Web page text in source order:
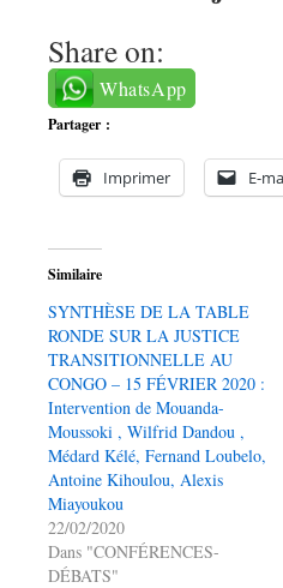
Share on:
WhatsApp
Partager :
Imprimer E-
Similaire
SYNTHÈSE DE LA TABLE
RONDE SUR LA JUSTICE
TRANSITIONNELLE AU
CONGO – 15 FÉVRIER 2020 :
Intervention de Mouanda-
Moussoki , Wilfrid Dandou ,
Médard Kélé, Fernand Loubelo,
Antoine Kihoulou, Alexis
Miayoukou
22/02/2020
Dans "CONFÉRENCES-
DÉBATS"